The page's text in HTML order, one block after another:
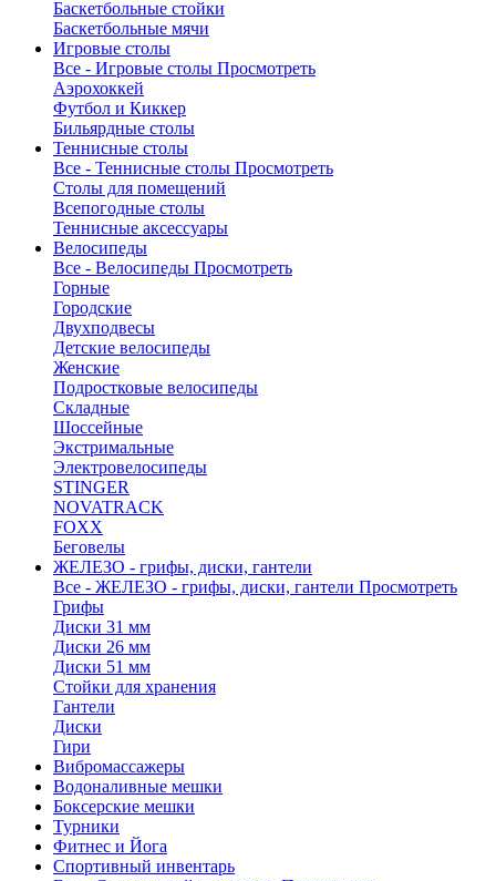
Баскетбольные стойки
Баскетбольные мячи
Игровые столы
Все - Игровые столы Просмотреть
Аэрохоккей
Футбол и Киккер
Бильярдные столы
Теннисные столы
Все - Теннисные столы Просмотреть
Столы для помещений
Всепогодные столы
Теннисные аксессуары
Велосипеды
Все - Велосипеды Просмотреть
Горные
Городские
Двухподвесы
Детские велосипеды
Женские
Подростковые велосипеды
Складные
Шоссейные
Экстримальные
Электровелосипеды
STINGER
NOVATRACK
FOXX
Беговелы
ЖЕЛЕЗО - грифы, диски, гантели
Все - ЖЕЛЕЗО - грифы, диски, гантели Просмотреть
Грифы
Диски 31 мм
Диски 26 мм
Диски 51 мм
Стойки для хранения
Гантели
Диски
Гири
Вибромассажеры
Водоналивные мешки
Боксерские мешки
Турники
Фитнес и Йога
Спортивный инвентарь